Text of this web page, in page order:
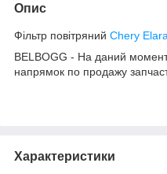
Опис
Фільтр повітряний Chery Elara
BELBOGG - На даний момент
напрямок по продажу
Характеристики